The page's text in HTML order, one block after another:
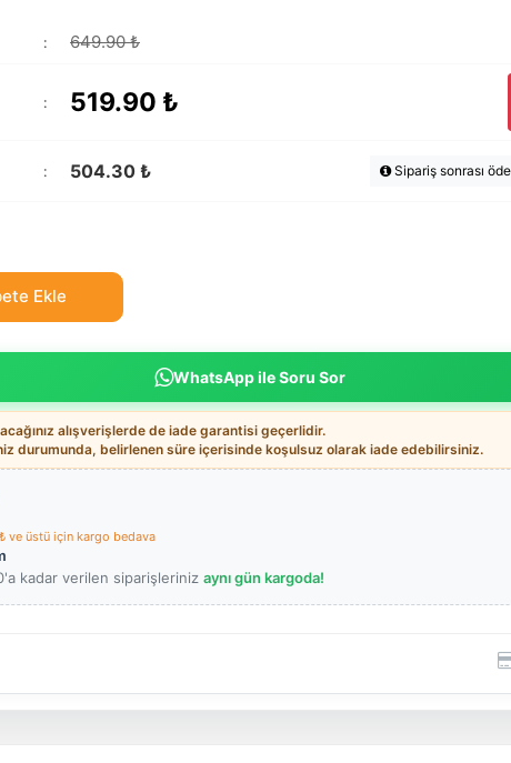
: 649.90 ₺
: 519.90 ₺
: 504.30 ₺ Sipariş sonrası
Ekle
WhatsApp ile Soru Sor
alışverişlerde de iade garantisi geçerlidir.
durumunda, belirlenen süre içerisinde koşulsuz olarak iade edebilirsiniz.
₺ ve üstü için kargo bedava
kadar verilen siparişleriniz aynı gün kargoda!